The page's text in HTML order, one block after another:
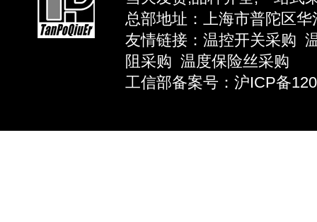
总部地址：上海市普陀区
友情链接： 温控开关采购
阻采购 温度保险丝采购
工信部备案号：沪ICP备